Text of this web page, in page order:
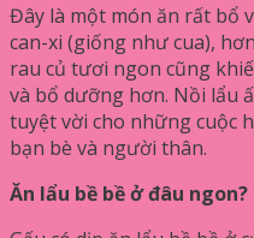
Đây là một món ăn rất bổ
can-xi (giống như cua),
rau củ tươi ngon cũng
và bổ dưỡng hơn. Nồi lẩu
tuyệt vời cho những cuộc
bạn bè và người thân.
Ăn lẩu bề bề ở đâu ngon?